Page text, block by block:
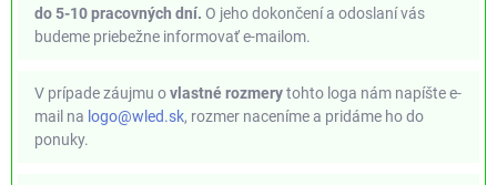
do 5-10 pracovných dní. O jeho dokončení a odoslaní vás
budeme priebežne informovať e-mailom.
V prípade záujmu ovlastné rozmerytohto loga nám napíšte e-
mail na logo@wled.sk, rozmer naceníme a pridáme ho do
ponuky.